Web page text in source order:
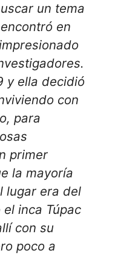
un tema
en
y ella decidió
con
para
primer
la mayoría
lugar era del
inca Túpac
con su
poco a